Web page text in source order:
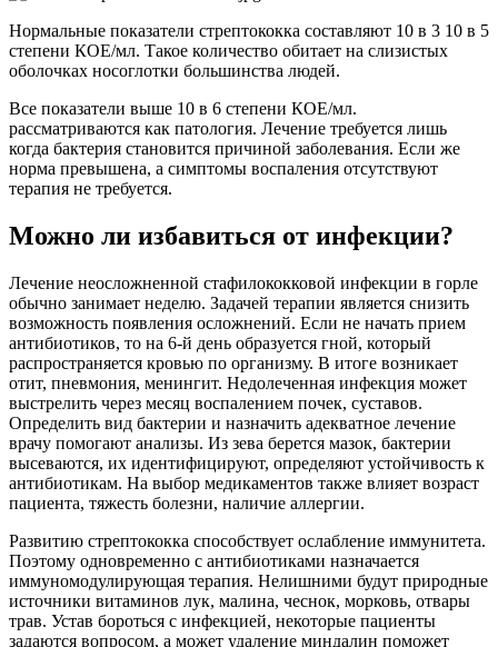
Нормальные показатели стрептококка составляют 10 в 3 10 в 5
степени КОЕ/мл. Такое количество обитает на слизистых
оболочках носоглотки большинства людей.
Все показатели выше 10 в 6 степени КОЕ/мл.
рассматриваются как патология. Лечение требуется лишь
когда бактерия становится причиной заболевания. Если же
норма превышена, а симптомы воспаления отсутствуют
терапия не требуется.
Можно ли избавиться от инфекции?
Лечение неосложненной стафилококковой инфекции в горле
обычно занимает неделю. Задачей терапии является снизить
возможность появления осложнений. Если не начать прием
антибиотиков, то на 6-й день образуется гной, который
распространяется кровью по организму. В итоге возникает
отит, пневмония, менингит. Недолеченная инфекция может
выстрелить через месяц воспалением почек, суставов.
Определить вид бактерии и назначить адекватное лечение
врачу помогают анализы. Из зева берется мазок, бактерии
высеваются, их идентифицируют, определяют устойчивость к
антибиотикам. На выбор медикаментов также влияет возраст
пациента, тяжесть болезни, наличие аллергии.
Развитию стрептококка способствует ослабление иммунитета.
Поэтому одновременно с антибиотиками назначается
иммуномодулирующая терапия. Нелишними будут природные
источники витаминов лук, малина, чеснок, морковь, отвары
трав. Устав бороться с инфекцией, некоторые пациенты
задаются вопросом, а может удаление миндалин поможет